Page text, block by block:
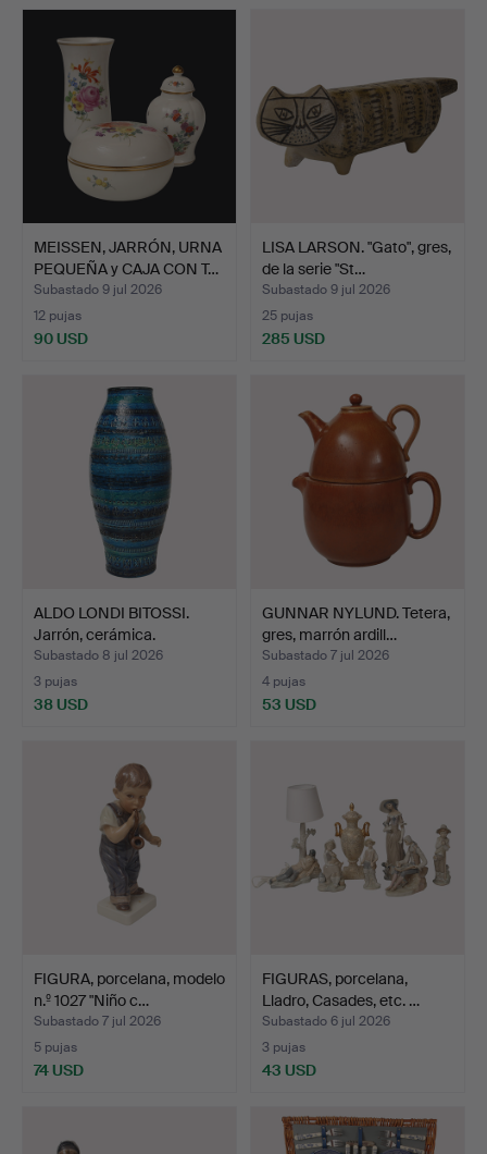
MEISSEN, JARRÓN, URNA
PEQUEÑA y CAJA CON T…
Subastado 9 jul 2026
12 pujas
90 USD
LISA LARSON. "Gato", gres,
de la serie "St…
Subastado 9 jul 2026
25 pujas
285 USD
ALDO LONDI BITOSSI.
Jarrón, cerámica.
Subastado 8 jul 2026
3 pujas
38 USD
GUNNAR NYLUND. Tetera,
gres, marrón ardill…
Subastado 7 jul 2026
4 pujas
53 USD
FIGURA, porcelana, modelo
n.º 1027 "Niño c…
Subastado 7 jul 2026
5 pujas
74 USD
FIGURAS, porcelana,
Lladro, Casades, etc. …
Subastado 6 jul 2026
3 pujas
43 USD